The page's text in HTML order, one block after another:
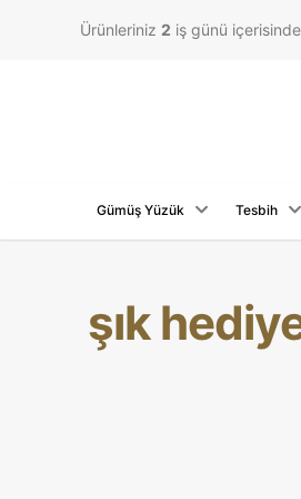
Ürünleriniz 2 iş günü
Gümüş Yüzük Tesbih
şık